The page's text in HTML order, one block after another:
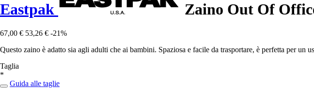
Eastpak Zaino Out Of
67,00 € 53,26 € -21%
Questo zaino è adatto sia agli adulti che ai bambini. Spaziosa e facile da trasportare, è perfetta per un
Taglia
*
Guida alle taglie